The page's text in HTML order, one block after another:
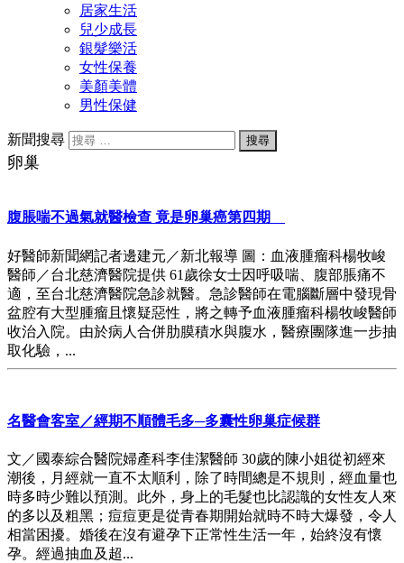
居家生活
兒少成長
銀髮樂活
女性保養
美顏美體
男性保健
新聞搜尋
卵巢
腹脹喘不過氣就醫檢查 竟是卵巢癌第四期
好醫師新聞網記者邊建元／新北報導 圖：血液腫瘤科楊牧峻
醫師／台北慈濟醫院提供 61歲徐女士因呼吸喘、腹部脹痛不
適，至台北慈濟醫院急診就醫。急診醫師在電腦斷層中發現骨
盆腔有大型腫瘤且懷疑惡性，將之轉予血液腫瘤科楊牧峻醫師
收治入院。由於病人合併肋膜積水與腹水，醫療團隊進一步抽
取化驗，...
名醫會客室／經期不順體毛多─多囊性卵巢症候群
文／國泰綜合醫院婦產科李佳潔醫師 30歲的陳小姐從初經來
潮後，月經就一直不太順利，除了時間總是不規則，經血量也
時多時少難以預測。此外，身上的毛髮也比認識的女性友人來
的多以及粗黑；痘痘更是從青春期開始就時不時大爆發，令人
相當困擾。婚後在沒有避孕下正常性生活一年，始終沒有懷
孕。經過抽血及超...